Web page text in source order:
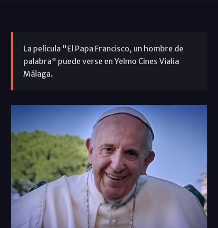
La película "El Papa Francisco, un hombre de
palabra" puede verse en Yelmo Cines Vialia
Málaga.